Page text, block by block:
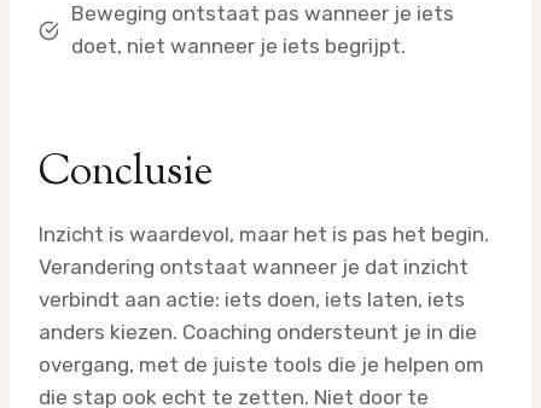
Beweging ontstaat pas wanneer je iets
doet, niet wanneer je iets begrijpt.
Conclusie
Inzicht is waardevol, maar het is pas het begin.
Verandering ontstaat wanneer je dat inzicht
verbindt aan actie: iets doen, iets laten, iets
anders kiezen. Coaching ondersteunt je in die
overgang, met de juiste tools die je helpen om
die stap ook echt te zetten. Niet door te